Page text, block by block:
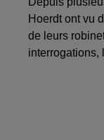
Hoerdt ont vu
de leurs
interrogations,